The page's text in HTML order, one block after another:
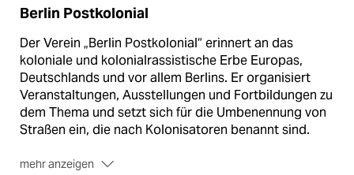
Berlin Postkolonial
Der Verein „Berlin Postkolo­nial“ erinnert an das
koloniale und kolonialrassistische Erbe Europas,
Deutschlands und vor allem Berlins. Er organisiert
Veranstaltungen, Ausstellungen und Fortbildungen zu
dem Thema und setzt sich für die Umbenennung von
Straßen ein, die nach Kolonisatoren benannt sind.
mehr anzeigen